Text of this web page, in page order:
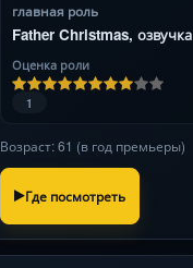
главная роль
Father Christmas, озвучка
Оценка роли
1
Возраст: 61 (в год премьеры)
Где посмотреть